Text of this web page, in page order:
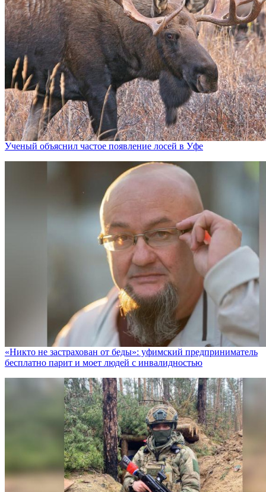
Ученый объяснил частое появление лосей в Уфе
«Никто не заcтрахован от беды»: уфимский предприниматель
бесплатно парит и моет людей с инвалидностью